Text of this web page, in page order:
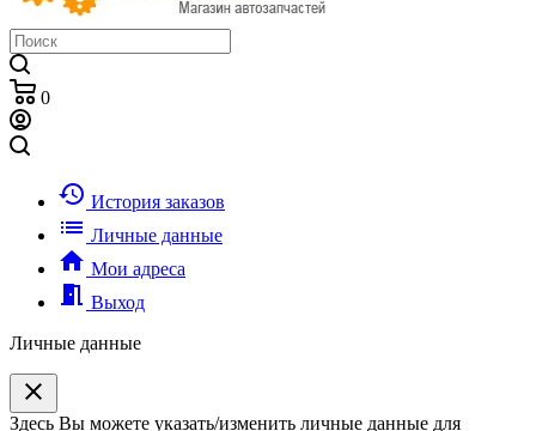
0
history История заказов
list Личные данные
home Мои адреса
meeting_room Выход
Личные данные
clear
Здесь Вы можете указать/изменить личные данные для